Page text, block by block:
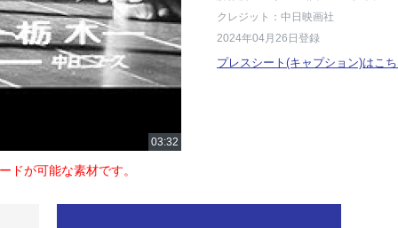
が可能な素材です。
クレジット：中日映画社
2024年04月26日登録
プレスシート(キャプション)はこ